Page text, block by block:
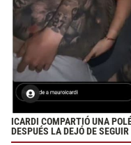
ICARDI COMPARTIÓ UNA
DESPUÉS LA DEJÓ DE SEGUIR